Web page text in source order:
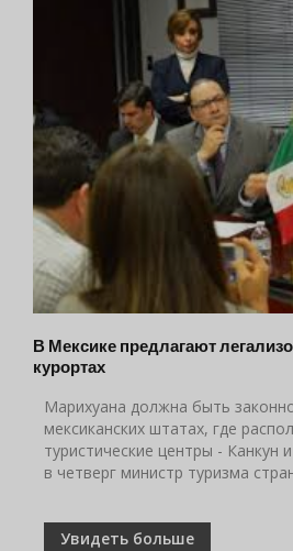
В Мексике предлагают
курортах
Марихуана должна быть
мексиканских штатах, где
туристические центры - Канкун
в четверг министр туризма
Увидеть больше